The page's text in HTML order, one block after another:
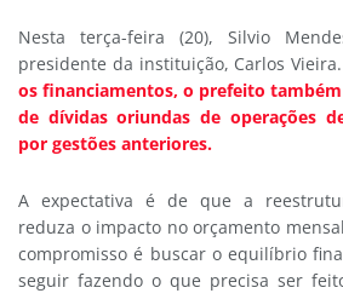
Nesta terça-feira (20), Silvio
presidente da instituição, Carlos Vieira.
os financiamentos, o prefeito também
de dívidas oriundas de operações
por gestões anteriores.
A expectativa é de que a
reduza o impacto no orçamento
compromisso é buscar o equilíbrio
seguir fazendo o que precisa ser